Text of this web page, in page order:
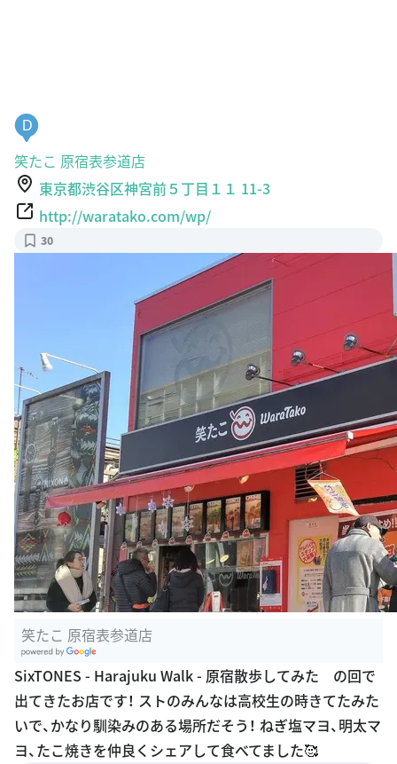
D
笑たこ 原宿表参道店
東京都渋谷区神宮前５丁目１１ 11-3
http://waratako.com/wp/
30
笑たこ 原宿表参道店
oogle Plac
es
SixTONES - Harajuku Walk - 原宿散歩してみた の回で
出てきたお店です！ ストのみんなは高校生の時きてたみた
いで、かなり馴染みのある場所だそう！ ねぎ塩マヨ、明太マ
ヨ、たこ焼きを仲良くシェアして食べてました🥰